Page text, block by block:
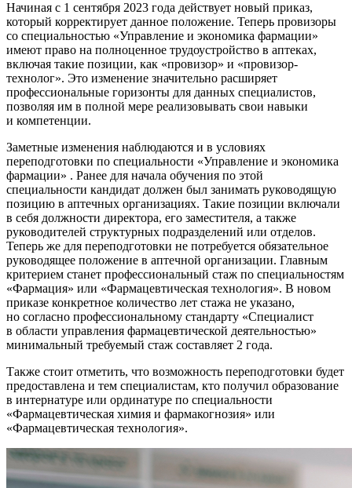
Начиная с 1 сентября 2023 года действует новый приказ,
который корректирует данное положение. Теперь провизоры
со специальностью «Управление и экономика фармации»
имеют право на полноценное трудоустройство в аптеках,
включая такие позиции, как «провизор» и «провизор-
технолог». Это изменение значительно расширяет
профессиональные горизонты для данных специалистов,
позволяя им в полной мере реализовывать свои навыки
и компетенции.
Заметные изменения наблюдаются и в условиях
переподготовки по специальности «Управление и экономика
фармации» . Ранее для начала обучения по этой
специальности кандидат должен был занимать руководящую
позицию в аптечных организациях. Такие позиции включали
в себя должности директора, его заместителя, а также
руководителей структурных подразделений или отделов.
Теперь же для переподготовки не потребуется обязательное
руководящее положение в аптечной организации. Главным
критерием станет профессиональный стаж по специальностям
«Фармация» или «Фармацевтическая технология». В новом
приказе конкретное количество лет стажа не указано,
но согласно профессиональному стандарту «Специалист
в области управления фармацевтической деятельностью»
минимальный требуемый стаж составляет 2 года.
Также стоит отметить, что возможность переподготовки будет
предоставлена и тем специалистам, кто получил образование
в интернатуре или ординатуре по специальности
«Фармацевтическая химия и фармакогнозия» или
«Фармацевтическая технология».